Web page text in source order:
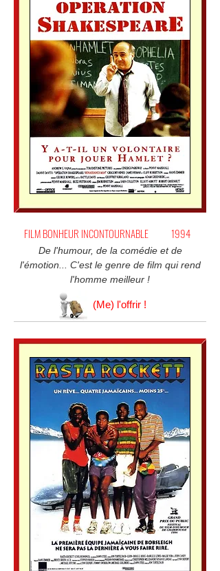
FILM BONHEUR INCONTOURNABLE 1994
De l'humour, de la comédie et de
l'émotion... C'est le genre de film qui rend
l'homme meilleur !
(Me) l'offrir !